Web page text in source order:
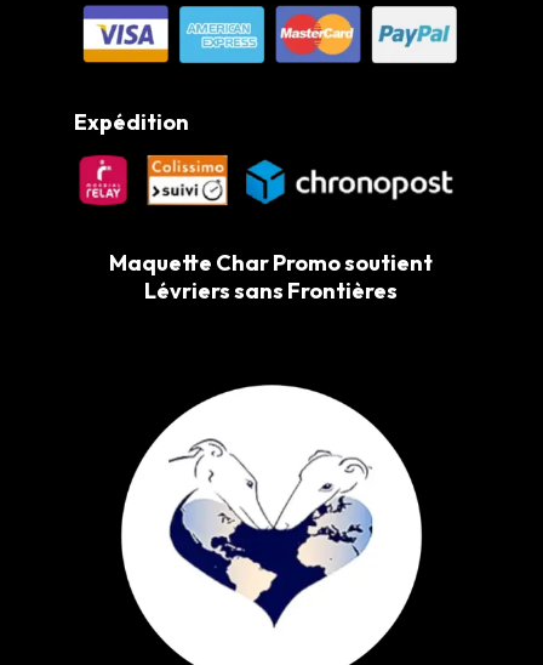
Expédition
Maquette Char Promo soutient
Lévriers sans Frontières